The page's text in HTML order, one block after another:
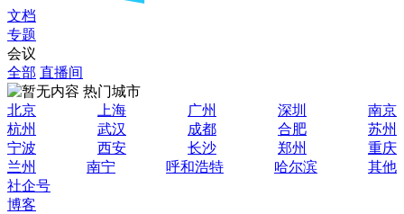
文档
专题
会议
全部 直播间
热门城市
北京
上海 广州 深圳
南京
杭州
武汉 成都 合肥
苏州
宁波
西安 长沙 郑州
重庆
兰州
南宁 呼和浩特 哈尔滨
其他
社企号
博客